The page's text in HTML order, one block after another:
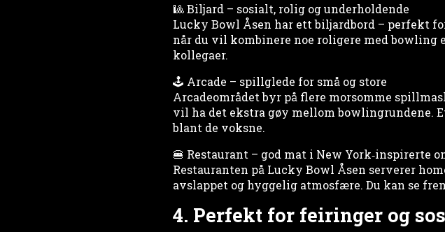
🎱 Biljard – sosialt, rolig og underholdende
Lucky Bowl Åsen har ett biljardbord – perfekt
når du vil kombinere noe roligere med
kollegaer.
🕹 Arcade – spillglede for små og store
Arcadeområdet byr på flere morsomme
vil ha det ekstra gøy mellom
blant de voksne.
🍔 Restaurant – god mat i New York‑inspirerte
Restauranten på Lucky Bowl Åsen serverer
avslappet og hyggelig atmosfære. Du kan se
4. Perfekt for feiringer og